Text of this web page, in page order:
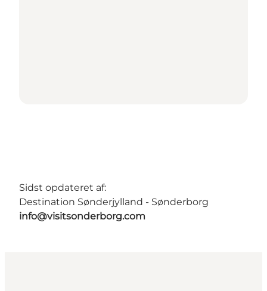
Sidst opdateret af:
Destination Sønderjylland - Sønderborg
info@visitsonderborg.com